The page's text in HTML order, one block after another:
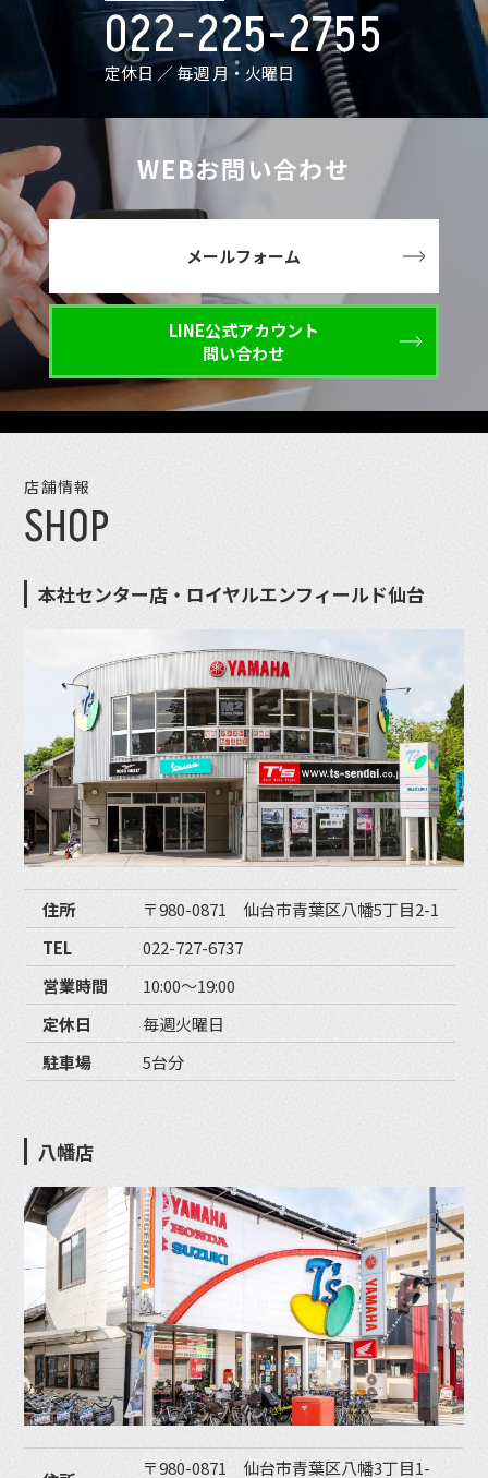
022-225-2755
定休日 ／ 毎週 月・火曜日
WEBお問い合わせ
メールフォーム
LINE公式アカウント
問い合わせ
店舗情報
SHOP
本社センター店・ロイヤルエンフィールド仙台
住所
〒980-0871 仙台市青葉区八幡5丁目2-1
TEL
022-727-6737
営業時間
10:00〜19:00
定休日
毎週火曜日
駐車場
5台分
八幡店
〒980-0871 仙台市青葉区八幡3丁目1-